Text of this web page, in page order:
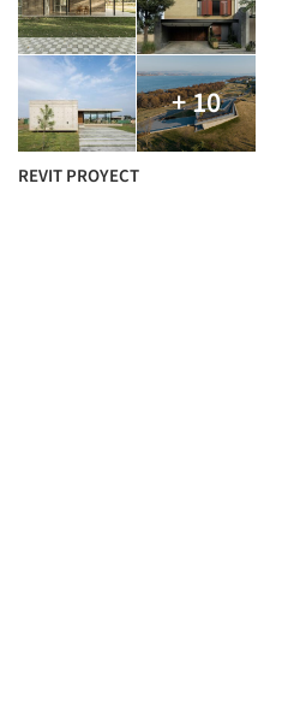
+ 10
REVIT PROYECT